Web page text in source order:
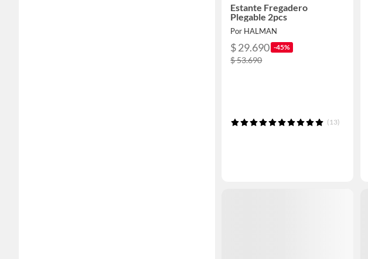
Estante Fregadero
Plegable 2pcs
Por HALMAN
$ 29.690 -45%
$ 53.690
(13)